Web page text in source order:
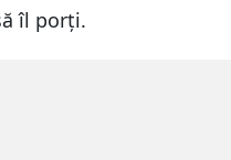
îl porți.